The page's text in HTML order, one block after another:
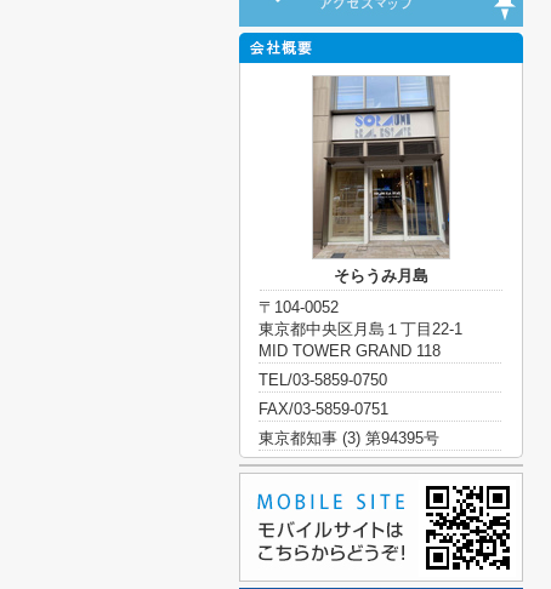
そらうみ月島
〒104-0052
東京都中央区月島１丁目22-1
MID TOWER GRAND 118
TEL/03-5859-0750
FAX/03-5859-0751
東京都知事 (3) 第94395号